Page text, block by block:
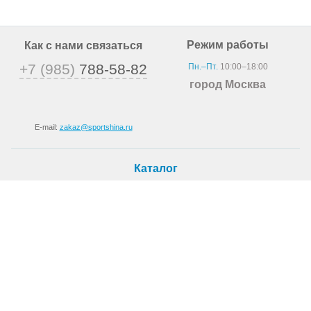
Как с нами связаться
+7 (985) 788-58-82
E-mail: zakaz@sportshina.ru
Режим работы
Пн.–Пт.10:00–18:00
город Москва
Каталог